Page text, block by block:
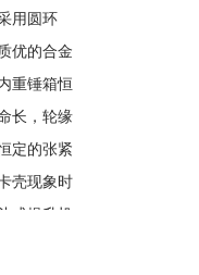
用圆环
优的合金
重锤箱恒
长，轮缘
定的张紧
壳现象时
式提升机